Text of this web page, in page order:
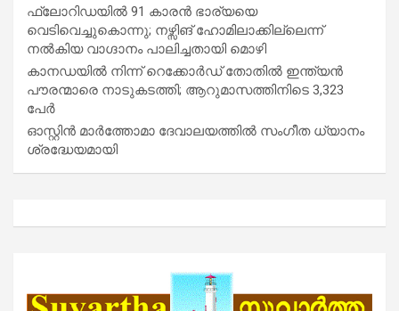
ഫ്ലോറിഡയിൽ 91 കാരൻ ഭാര്യയെ
വെടിവെച്ചുകൊന്നു; നഴ്സിങ് ഹോമിലാക്കില്ലെന്ന്
നൽകിയ വാഗ്ദാനം പാലിച്ചതായി മൊഴി
കാനഡയിൽ നിന്ന് റെക്കോർഡ് തോതിൽ ഇന്ത്യൻ
പൗരന്മാരെ നാടുകടത്തി; ആറുമാസത്തിനിടെ 3,323
പേർ
ഓസ്റ്റിൻ മാർത്തോമാ ദേവാലയത്തിൽ സംഗീത ധ്യാനം
ശ്രദ്ധേയമായി